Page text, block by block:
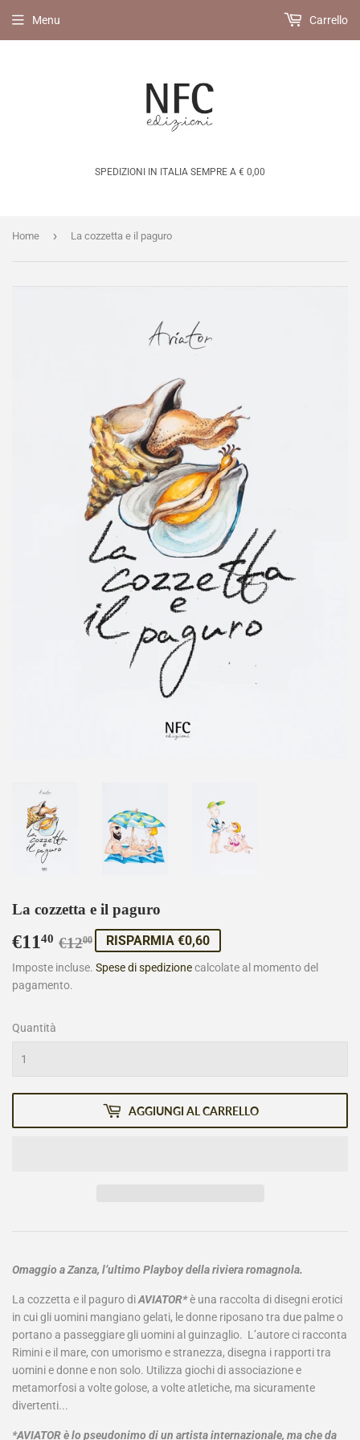
SPEDIZIONI IN ITALIA SEMPRE A € 0,00
Menu Carrello
Home › La cozzetta e il paguro
La cozzetta e il paguro
€1140 €1200
Prezzo
di
€12,00
Prezzo
scontato
€11,40
RISPARMIA €0,60
Imposte incluse. Spese di spedizionecalcolate al momento del
pagamento.
Quantità
AGGIUNGI AL CARRELLO
Omaggio a Zanza, l’ultimo Playboy della riviera romagnola.
La cozzetta e il paguro diAVIATOR*è una raccolta di disegni erotici
in cui gli uomini mangiano gelati, le donne riposano tra due palme o
portano a passeggiare gli uomini al guinzaglio. L’autore ci racconta
Rimini e il mare, con umorismo e stranezza, disegna i rapporti tra
uomini e donne e non solo. Utilizza giochi di associazione e
metamorfosi a volte golose, a volte atletiche, ma sicuramente
divertenti...
*AVIATOR è lo pseudonimo di un artista internazionale, ma che da